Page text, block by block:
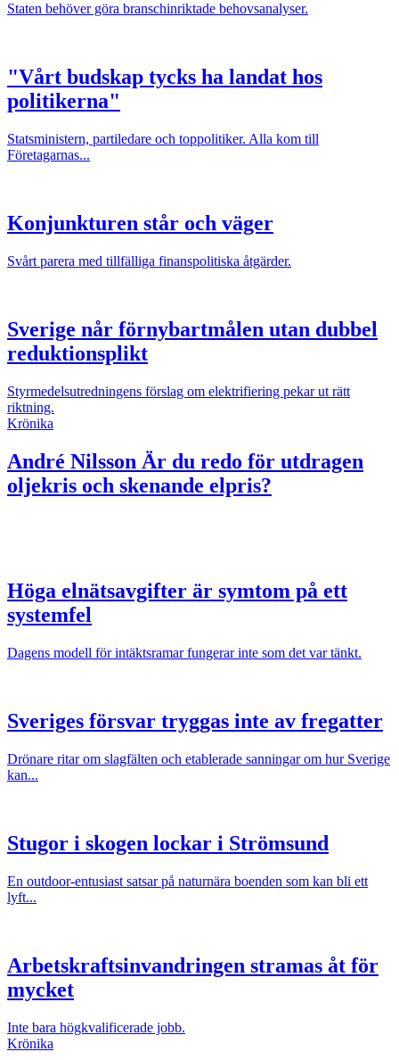
Staten behöver göra branschinriktade behovsanalyser.
"Vårt budskap tycks ha landat hos
politikerna"
Statsministern, partiledare och toppolitiker. Alla kom till
Företagarnas...
Konjunkturen står och väger
Svårt parera med tillfälliga finanspolitiska åtgärder.
Sverige når förnybartmålen utan dubbel
reduktionsplikt
Styrmedelsutredningens förslag om elektrifiering pekar ut rätt
riktning.
Krönika
André Nilsson Är du redo för utdragen
oljekris och skenande elpris?
Höga elnätsavgifter är symtom på ett
systemfel
Dagens modell för intäktsramar fungerar inte som det var tänkt.
Sveriges försvar tryggas inte av fregatter
Drönare ritar om slagfälten och etablerade sanningar om hur Sverige
kan...
Stugor i skogen lockar i Strömsund
En outdoor-entusiast satsar på naturnära boenden som kan bli ett
lyft...
Arbetskraftsinvandringen stramas åt för
mycket
Inte bara högkvalificerade jobb.
Krönika